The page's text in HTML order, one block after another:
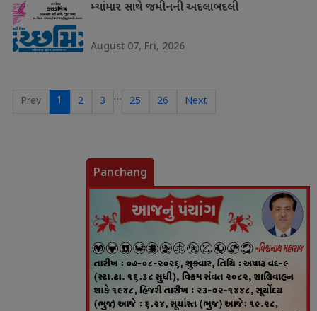
મ્યાંમાર સાથે જમીનની અદલાબદલી
August 07, Fri, 2026
Prev 1 2 3 … 25 26 Next
Panchang